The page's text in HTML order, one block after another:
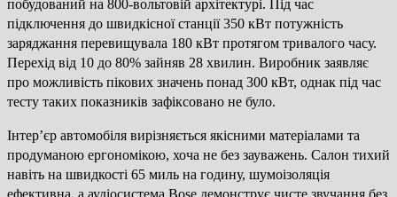
побудований на 800-вольтовій архітектурі. Під час
підключення до швидкісної станції 350 кВт потужність
заряджання перевищувала 180 кВт протягом тривалого часу.
Перехід від 10 до 80% зайняв 28 хвилин. Виробник заявляє
про можливість пікових значень понад 300 кВт, однак під час
тесту таких показників зафіксовано не було.
Інтер’єр автомобіля вирізняється якісними матеріалами та
продуманою ергономікою, хоча не без зауважень. Салон тихий
навіть на швидкості 65 миль на годину, шумоізоляція